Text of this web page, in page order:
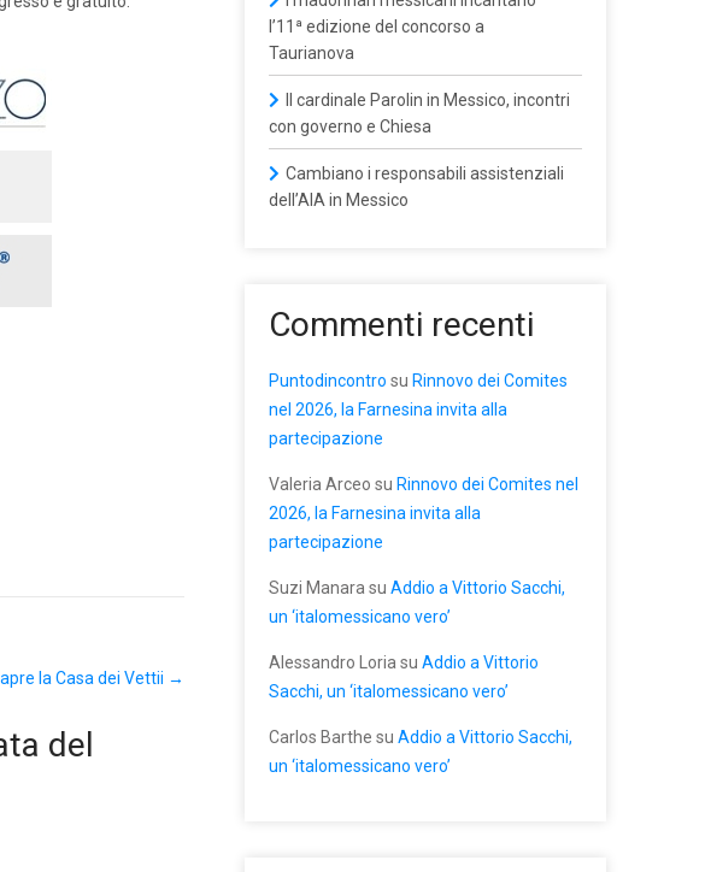
la Casa dei Vettii →
del
l’11ª edizione del concorso a
Taurianova
Il cardinale Parolin in Messico, incontri
con governo e Chiesa
Cambiano i responsabili assistenziali
dell’AIA in Messico
Commenti recenti
Puntodincontro su Rinnovo dei Comites
nel 2026, la Farnesina invita alla
partecipazione
Valeria Arceo su Rinnovo dei Comites nel
2026, la Farnesina invita alla
partecipazione
Suzi Manara su Addio a Vittorio Sacchi,
un ‘italomessicano vero’
Alessandro Loria su Addio a Vittorio
Sacchi, un ‘italomessicano vero’
Carlos Barthe su Addio a Vittorio Sacchi,
un ‘italomessicano vero’